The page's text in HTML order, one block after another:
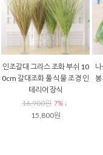
행잉바구니 라탄 항아리 행잉
걸이 미니 화분, 공중 장식
6,500원 11% ↓
5,800원
터